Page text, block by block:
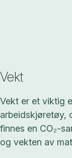
Vekt
Vekt er et viktig
arbeidskjøretøy,
finnes en CO₂-
og vekten av